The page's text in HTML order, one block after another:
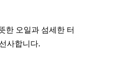
한 오일과 섬세한 터
사합니다.